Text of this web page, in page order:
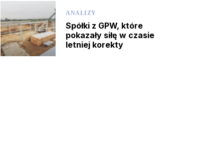
ANALIZY
Spółki z GPW, które
pokazały siłę w czasie
letniej korekty